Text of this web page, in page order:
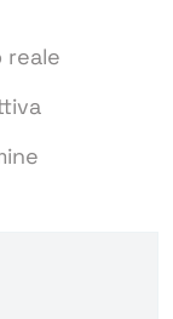
reale